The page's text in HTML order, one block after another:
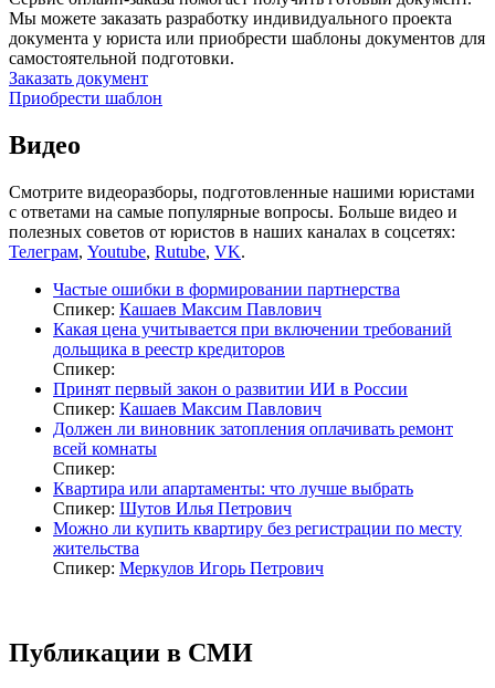
Мы можете заказать разработку индивидуального проекта
документа у юриста или приобрести шаблоны документов для
самостоятельной подготовки.
Заказать документ
Приобрести шаблон
Видео
Смотрите видеоразборы, подготовленные нашими юристами
с ответами на самые популярные вопросы. Больше видео и
полезных советов от юристов в наших каналах в соцсетях:
Телеграм, Youtube, Rutube, VK.
Частые ошибки в формировании партнерства
Спикер: Кашаев Максим Павлович
Какая цена учитывается при включении требований
дольщика в реестр кредиторов
Спикер:
Принят первый закон о развитии ИИ в России
Спикер: Кашаев Максим Павлович
Должен ли виновник затопления оплачивать ремонт
всей комнаты
Спикер:
Квартира или апартаменты: что лучше выбрать
Спикер: Шутов Илья Петрович
Можно ли купить квартиру без регистрации по месту
жительства
Спикер: Меркулов Игорь Петрович
Публикации в СМИ